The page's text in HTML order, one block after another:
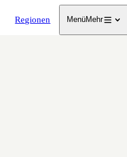
Regionen MenüMehr